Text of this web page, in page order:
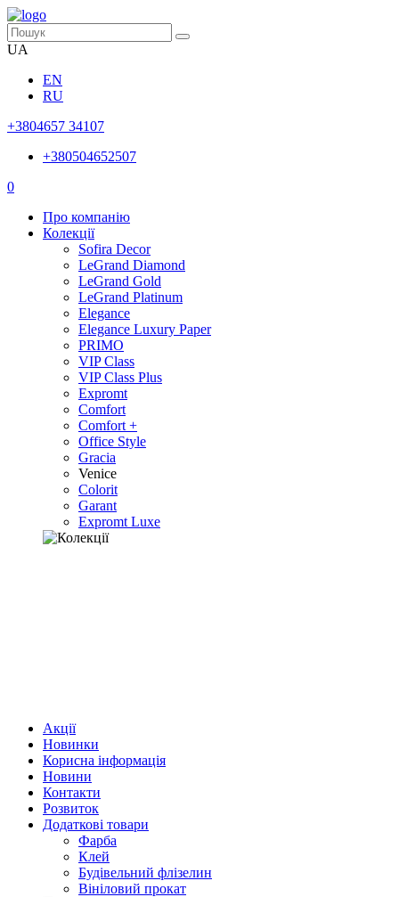
UA
EN
RU
+3804657 34107
+380504652507
0
Про компанію
Колекції
Sofira Decor
LeGrand Diamond
LeGrand Gold
LeGrand Platinum
Elegance
Elegance Luxury Paper
PRIMO
VIP Class
VIP Class Plus
Expromt
Comfort
Comfort +
Office Style
Gracia
Venice
Colorit
Garant
Expromt Luxe
Акції
Новинки
Корисна інформація
Новини
Контакти
Розвиток
Додаткові товари
Фарба
Клей
Будівельний флізелин
Вініловий прокат